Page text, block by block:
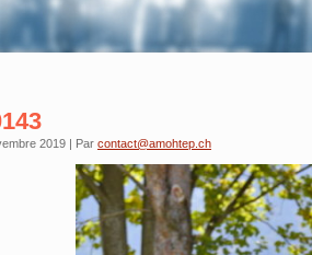
2019 | Par contact@amohtep.ch